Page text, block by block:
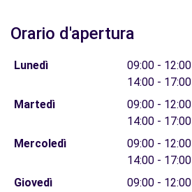
Orario d'apertura
Lunedì
09:00 - 12:00
14:00 - 17:00
Martedì
09:00 - 12:00
14:00 - 17:00
Mercoledì
09:00 - 12:00
14:00 - 17:00
Giovedì
09:00 - 12:00